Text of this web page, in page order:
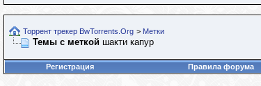
Торрент трекер BwTorrents.Org > Метки
Темы с меткой шакти капур
Регистрация
Правила форума